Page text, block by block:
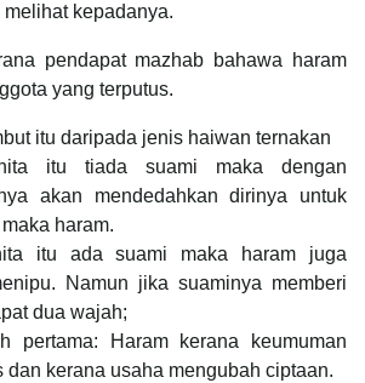
kepadanya.
pendapat mazhab bahawa haram
yang terputus.
itu daripada jenis haiwan ternakan
itu tiada suami maka dengan
akan mendedahkan dirinya untuk
haram.
itu ada suami maka haram juga
Namun jika suaminya memberi
dua wajah;
pertama: Haram kerana keumuman
dan kerana usaha mengubah ciptaan.